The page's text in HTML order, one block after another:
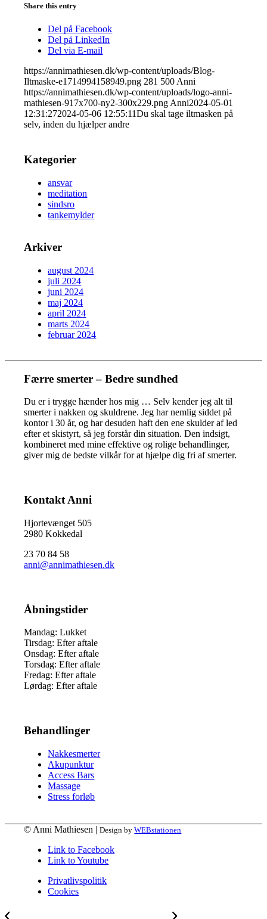
Share this entry
Del på Facebook
Del på LinkedIn
Del via E-mail
https://annimathiesen.dk/wp-content/uploads/Blog-
Iltmaske-e1714994158949.png 281 500 Anni
https://annimathiesen.dk/wp-content/uploads/logo-anni-
mathiesen-917x700-ny2-300x229.png Anni2024-05-01
12:31:272024-05-06 12:55:11Du skal tage iltmasken på
selv, inden du hjælper andre
Kategorier
ansvar
meditation
sindsro
tankemylder
Arkiver
august 2024
juli 2024
juni 2024
maj 2024
april 2024
marts 2024
februar 2024
Færre smerter – Bedre sundhed
Du er i trygge hænder hos mig … Selv kender jeg alt til
smerter i nakken og skuldrene. Jeg har nemlig siddet på
kontor i 30 år, og har desuden haft den ene skulder af led
efter et skistyrt, så jeg forstår din situation. Den indsigt,
kombineret med mine effektive og rolige behandlinger,
giver mig de bedste vilkår for at hjælpe dig fri af smerter.
Kontakt Anni
Hjortevænget 505
2980 Kokkedal
23 70 84 58
anni@annimathiesen.dk
Åbningstider
Mandag: Lukket
Tirsdag: Efter aftale
Onsdag: Efter aftale
Torsdag: Efter aftale
Fredag: Efter aftale
Lørdag: Efter aftale
Behandlinger
Nakkesmerter
Akupunktur
Access Bars
Massage
Stress forløb
© Anni Mathiesen |Design byWEBstationen
Link to Facebook
Link to Youtube
Privatlivspolitik
Cookies